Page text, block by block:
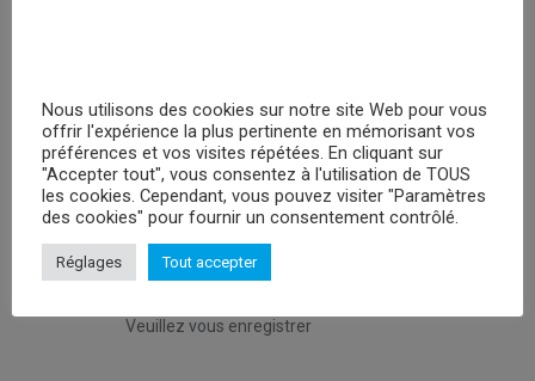
Peluche Attack On Titan Levi - 29cm
Veuillez vous enregistrer
Peluche Attack On Titan Eren Jaeger - 29cm
Veuillez vous enregistrer
Veuillez vous enregistrer
Nous utilisons des cookies sur notre site Web pour vous
offrir l'expérience la plus pertinente en mémorisant vos
préférences et vos visites répétées. En cliquant sur
"Accepter tout", vous consentez à l'utilisation de TOUS
les cookies. Cependant, vous pouvez visiter "Paramètres
des cookies" pour fournir un consentement contrôlé.
Réglages Tout accepter